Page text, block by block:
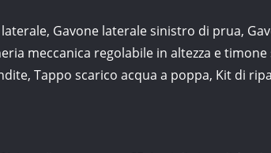
Gavone laterale sinistro di prua,
meccanica regolabile in altezza e
Tappo scarico acqua a poppa, Kit di